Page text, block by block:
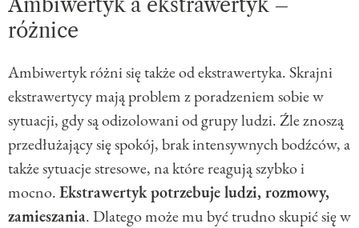
Ambiwertyk a ekstrawertyk –
różnice
Ambiwertyk różni się także od ekstrawertyka. Skrajni
ekstrawertycy mają problem z poradzeniem sobie w
sytuacji, gdy są odizolowani od grupy ludzi. Źle znoszą
przedłużający się spokój, brak intensywnych bodźców, a
także sytuacje stresowe, na które reagują szybko i
mocno.Ekstrawertyk potrzebuje ludzi, rozmowy,
zamieszania. Dlatego może mu być trudno skupić się w